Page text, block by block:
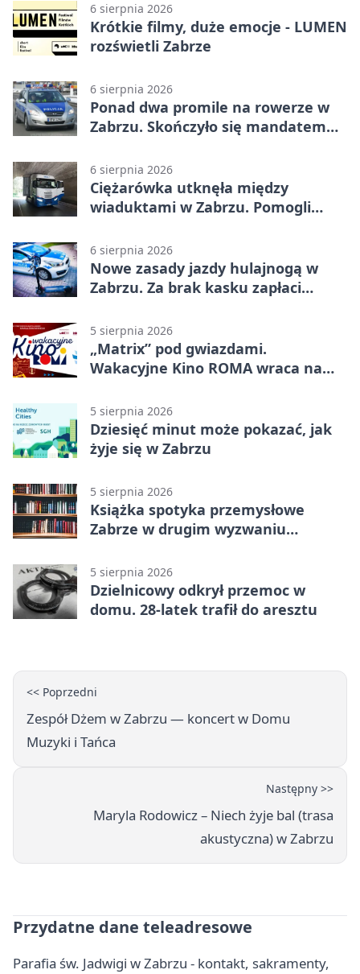
6 sierpnia 2026
Krótkie filmy, duże emocje - LUMEN
rozświetli Zabrze
6 sierpnia 2026
Ponad dwa promile na rowerze w
Zabrzu. Skończyło się mandatem
6 sierpnia 2026
Ciężarówka utknęła między
wiaduktami w Zabrzu. Pomogli
6 sierpnia 2026
Nowe zasady jazdy hulajnogą w
Zabrzu. Za brak kasku zapłaci
5 sierpnia 2026
„Matrix” pod gwiazdami.
Wakacyjne Kino ROMA wraca na
5 sierpnia 2026
Dziesięć minut może pokazać, jak
żyje się w Zabrzu
5 sierpnia 2026
Książka spotyka przemysłowe
Zabrze w drugim wyzwaniu
5 sierpnia 2026
Dzielnicowy odkrył przemoc w
domu. 28-latek trafił do aresztu
<< Poprzedni
Zespół Dżem w Zabrzu — koncert w Domu
Muzyki i Tańca
Następny >>
Maryla Rodowicz – Niech żyje bal (trasa
akustyczna) w Zabrzu
Przydatne dane teleadresowe
Parafia św. Jadwigi w Zabrzu - kontakt, sakramenty,